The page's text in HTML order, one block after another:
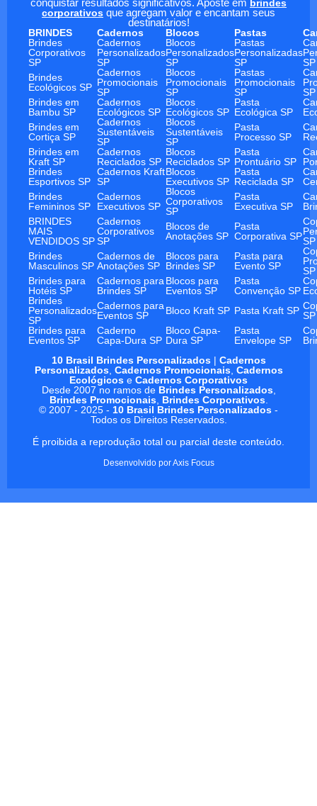
conquistar resultados significativos. Aposte em brindes
corporativos que agregam valor e encantam seus
destinatários!
BRINDES
Cadernos Blocos Pastas
Brindes
Corporativos
SP
Cadernos
Personalizados
SP
Blocos
Personalizados
SP
Pastas
Personalizadas
SP
SP
Brindes
Ecológicos SP
Cadernos
Promocionais
SP
Blocos
Promocionais
SP
Pastas
Promocionais
SP
SP
Brindes em
Bambu SP
Cadernos
Ecológicos SP
Blocos
Ecológicos SP
Pasta
Ecológica SP
Brindes em
Cortiça SP
Cadernos
Sustentáveis
SP
Blocos
Sustentáveis
SP
Pasta
Processo SP
Brindes em
Kraft SP
Cadernos
Reciclados SP
Blocos
Reciclados SP
Pasta
Prontuário SP
Brindes
Esportivos SP
Cadernos Kraft
SP
Blocos
Executivos SP
Pasta
Reciclada SP
Brindes
Femininos SP
Cadernos
Executivos SP
Blocos
Corporativos
SP
Pasta
Executiva SP
BRINDES
MAIS
VENDIDOS SP
Cadernos
Corporativos
SP
Blocos de
Anotações SP
Pasta
Corporativa SPSP
Brindes
Masculinos SP
Cadernos de
Anotações SP
Blocos para
Brindes SP
Pasta para
Evento SP
SP
Brindes para
Hotéis SP
Cadernos para
Brindes SP
Blocos para
Eventos SP
Pasta
Convenção SP
Brindes
Personalizados
SP
Cadernos para
Eventos SP
Bloco Kraft SP Pasta Kraft SP SP
Brindes para
Eventos SP
Caderno
Capa-Dura SP
Bloco Capa-
Dura SP
Pasta
Envelope SP
10 Brasil Brindes Personalizados| Cadernos
Personalizados, Cadernos Promocionais, Cadernos
Ecológicos e Cadernos Corporativos
Desde 2007 no ramos de Brindes Personalizados,
Brindes Promocionais, Brindes Corporativos.
© 2007 - 2025 - 10 Brasil Brindes Personalizados -
Todos os Direitos Reservados.
É proibida a reprodução total ou parcial deste conteúdo.
Desenvolvido porAxis Focus